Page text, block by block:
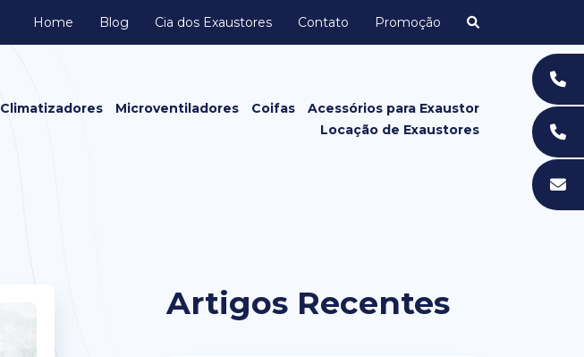
Home Blog Cia dos Exaustores Contato Promoção
Climatizadores Microventiladores Coifas Acessórios para Exaustor
Locação de Exaustores
Artigos Recentes